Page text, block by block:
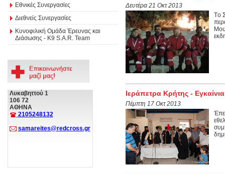
Εθνικές Συνεργασίες
Διεθνείς Συνεργασίες
Κυνοφιλική Ομάδα Έρευνας και
Διάσωσης - Κ9 S.A.R. Team
Λυκαβηττού 1
106 72
ΑΘΗΝΑ
2105248132
samareites@redcross.gr
Δευτέρα 21 Οκτ 2013
Tο
Ιεράπετρα Κρήτης -
Πέμπτη 17 Οκτ 2013